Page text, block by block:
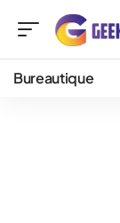
Bureautique